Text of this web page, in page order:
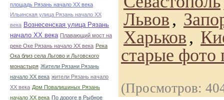
площадь Рязань начало ХХ века
Ильинская улица Рязань начало ХХ
века Вознесенская улица Рязань
начало ХХ века Плавающий мост на
реке Оке Рязань начало ХХ века Река
Ока близ села Льгово и Льговского
монастыря Жители Рязани Рязань
начало ХХ века жители Рязань начало
ХХ века Дом Повалишиных Рязань
начало ХХ века По дороге в Рыбное
Львов ,
Харьков ,
старые фото
(Просмотров: